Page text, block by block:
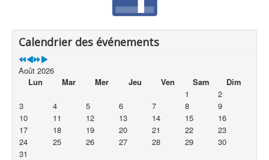
Calendrier des événements
Août 2026
Lun
Mar Mer Jeu Ven Sam
Dim
1
2
3
4 5 6 7 8
9
10
11 12 13 14 15
16
17
18 19 20 21 22
23
24
25 26 27 28 29
30
31